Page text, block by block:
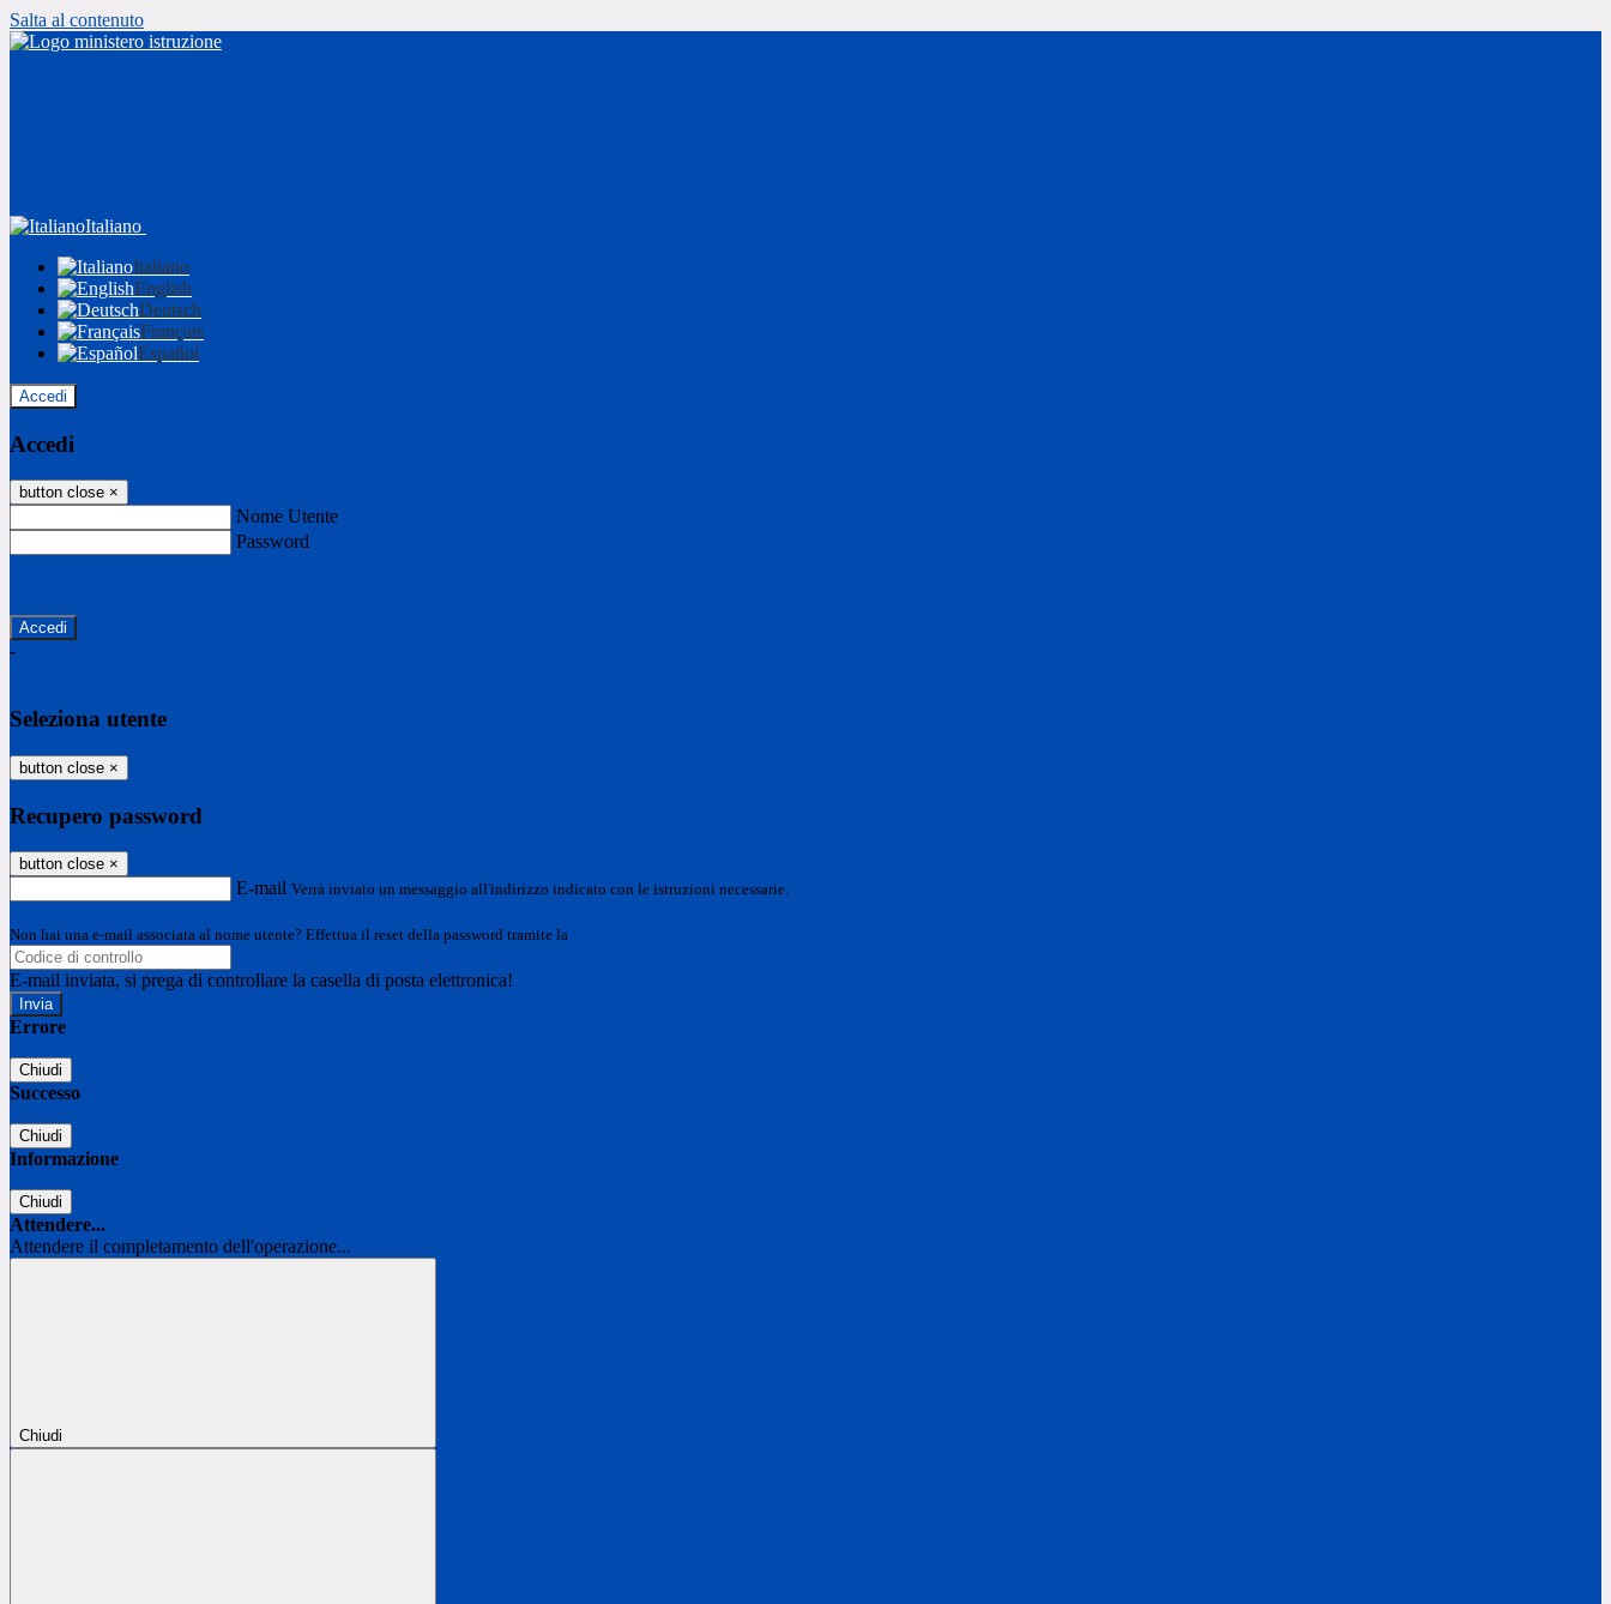
Salta al contenuto
Italiano
Italiano
English
Deutsch
Français
Español
Accedi
Accedi
button close ×
Nome Utente
Password
-
Seleziona utente
button close ×
Recupero password
button close ×
E-mail Verrà inviato un messaggio all'indirizzo indicato con le istruzioni necessarie.
Non hai una e-mail associata al nome utente? Effettua il reset della password tramite la
E-mail inviata, si prega di controllare la casella di posta elettronica!
Errore
Chiudi
Successo
Chiudi
Informazione
Chiudi
Attendere...
Attendere il completamento dell'operazione...
Chiudi